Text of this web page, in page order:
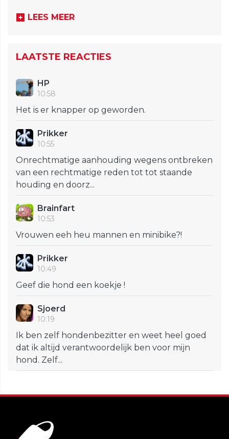
LEES MEER
LAATSTE REACTIES
HP
10:58
Het is er knapper op geworden.
Prikker
10:55
Onrechtmatige aanhouding wegens ontbreken
van een rechtmatige reden tot tot staande
houding en doorz...
Brainfart
10:53
Vrouwen eeh heu mannen en minibike?!
Prikker
10:49
Geef die hond een koekje !
Sjoerd
10:19
Ik ben zelf hondenbezitter en weet heel goed
dat ik altijd verantwoordelijk ben voor mijn
hond. Zelf...